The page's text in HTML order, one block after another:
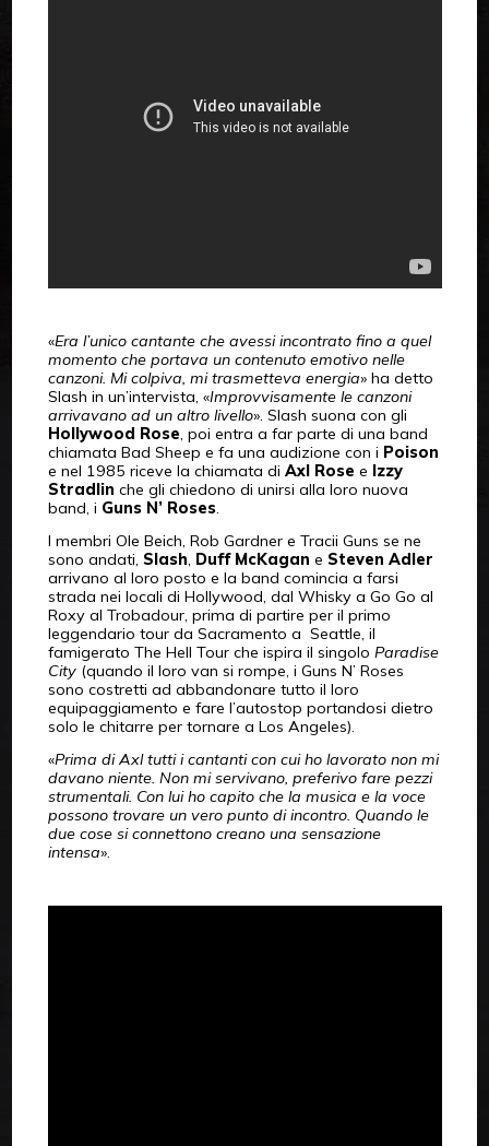
«Era l’unico cantante che avessi incontrato fino a quel
momento che portava un contenuto emotivo nelle
canzoni. Mi colpiva, mi trasmetteva energia» ha detto
Slash in un’intervista, «Improvvisamente le canzoni
arrivavano ad un altro livello». Slash suona con gli
Hollywood Rose, poi entra a far parte di una band
chiamata Bad Sheep e fa una audizione con i Poison
e nel 1985 riceve la chiamata di Axl Rose e Izzy
Stradlin che gli chiedono di unirsi alla loro nuova
band, i Guns N’ Roses.
I membri Ole Beich, Rob Gardner e Tracii Guns se ne
sono andati, Slash, Duff McKagan e Steven Adler
arrivano al loro posto e la band comincia a farsi
strada nei locali di Hollywood, dal Whisky a Go Go al
Roxy al Trobadour, prima di partire per il primo
leggendario tour da Sacramento a Seattle, il
famigerato The Hell Tour che ispira il singolo Paradise
City(quando il loro van si rompe, i Guns N’ Roses
sono costretti ad abbandonare tutto il loro
equipaggiamento e fare l’autostop portandosi dietro
solo le chitarre per tornare a Los Angeles).
«Prima di Axl tutti i cantanti con cui ho lavorato non mi
davano niente. Non mi servivano, preferivo fare pezzi
strumentali. Con lui ho capito che la musica e la voce
possono trovare un vero punto di incontro. Quando le
due cose si connettono creano una sensazione
intensa».